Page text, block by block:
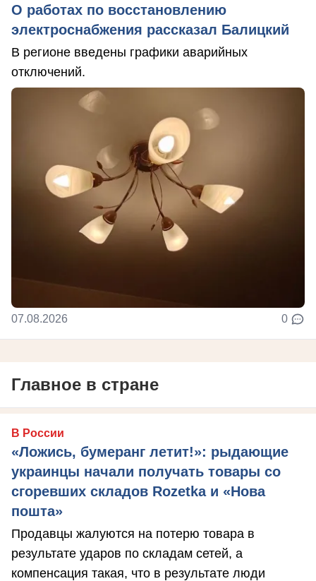
О работах по восстановлению
электроснабжения рассказал Балицкий
В регионе введены графики аварийных
отключений.
07.08.2026 0
Главное в стране
В России
«Ложись, бумеранг летит!»: рыдающие
украинцы начали получать товары со
сгоревших складов Rozetka и «Нова
пошта»
Продавцы жалуются на потерю товара в
результате ударов по складам сетей, а
компенсация такая, что в результате люди